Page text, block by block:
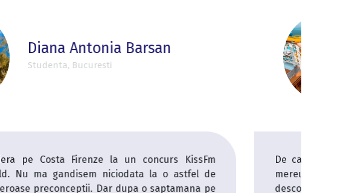
Aura Calatoreste
cativa ani de zile ne doream sa mergem pe o croaziera, dar
ne-am gandit ca va costa foarte mult. Ma bucur mult ca am
ofertele CruiseHub si ca am reusit sa petrecem o